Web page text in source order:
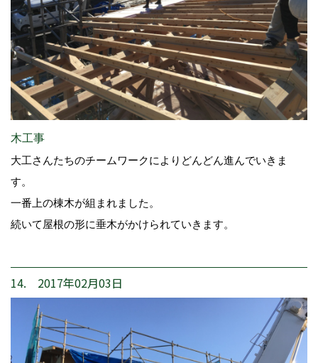
木工事
大工さんたちのチームワークによりどんどん進んでいきま
す。
一番上の棟木が組まれました。
続いて屋根の形に垂木がかけられていきます。
14. 2017年02月03日